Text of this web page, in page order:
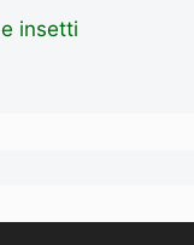
insetti